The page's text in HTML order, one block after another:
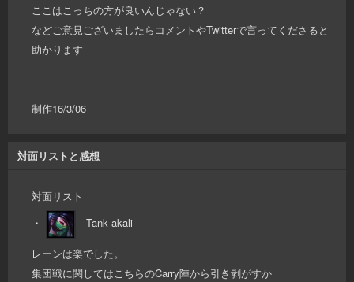
ここはこっちの方が良いんじゃない？
などご意見ございましたらコメントやTwitterで言ってくださると
助かります
制作16/3/06
対面リストと感想
対面リスト
・
-Tank akali-
レーンは楽でした。
集団戦に関してはこちらのCarry陣から引き剥がすか